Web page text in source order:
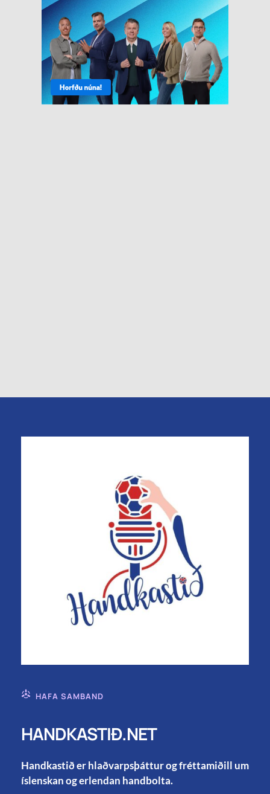
HAFA SAMBAND
HANDKASTIÐ.NET
Handkastið er hlaðvarpsþáttur og fréttamiðill um
íslenskan og erlendan handbolta.